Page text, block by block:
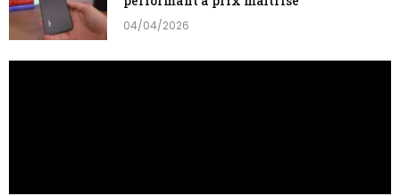
04/04/2026